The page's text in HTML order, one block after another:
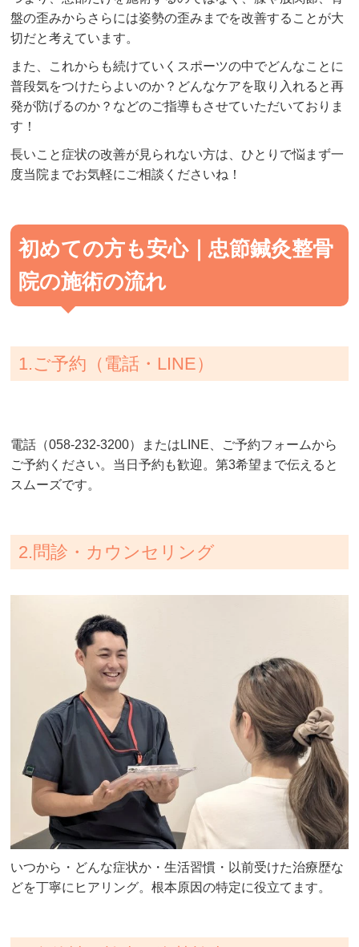
盤の歪みからさらには姿勢の歪みまでを改善することが大
切だと考えています。
また、これからも続けていくスポーツの中でどんなことに
普段気をつけたらよいのか？どんなケアを取り入れると再
発が防げるのか？などのご指導もさせていただいておりま
す！
長いこと症状の改善が見られない方は、ひとりで悩まず一
度当院までお気軽にご相談くださいね！
初めての方も安心｜忠節鍼灸整骨
院の施術の流れ
1.ご予約（電話・LINE）
電話（058-232-3200）またはLINE、ご予約フォームから
ご予約ください。当日予約も歓迎。第3希望まで伝えると
スムーズです。
2.問診・カウンセリング
いつから・どんな症状か・生活習慣・以前受けた治療歴な
どを丁寧にヒアリング。根本原因の特定に役立てます。